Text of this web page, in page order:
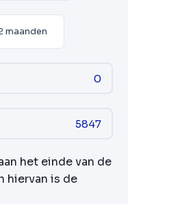
maanden
het einde van de
hiervan is de